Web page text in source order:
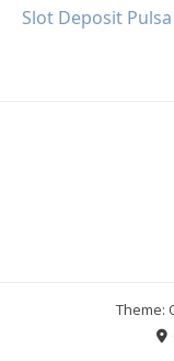
Slot Deposit
Theme: